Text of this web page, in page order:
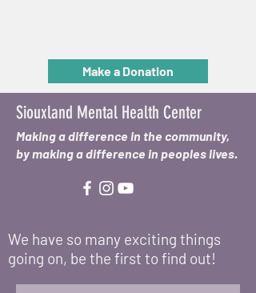
Make a Donation
Siouxland Mental Health Center
Making a difference in the community,
by making a difference in peoples lives.
We have so many exciting things
going on, be the first to find out!